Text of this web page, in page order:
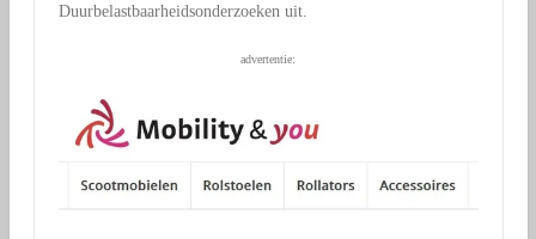
Duurbelastbaarheidsonderzoeken uit.
advertentie: